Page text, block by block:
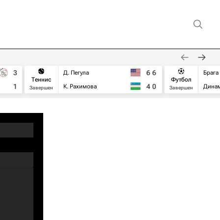
3
1
Теннис
Завершен
Д. Пегула
К. Рахимова
6 6
4 0
Футбол
Завершен
Брага